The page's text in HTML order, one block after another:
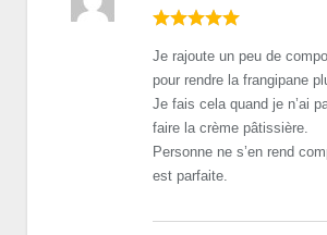
Je rajoute un peu de
pour rendre la frangipane
Je fais cela quand je n’ai
faire la crème pâtissière.
Personne ne s’en rend
est parfaite.